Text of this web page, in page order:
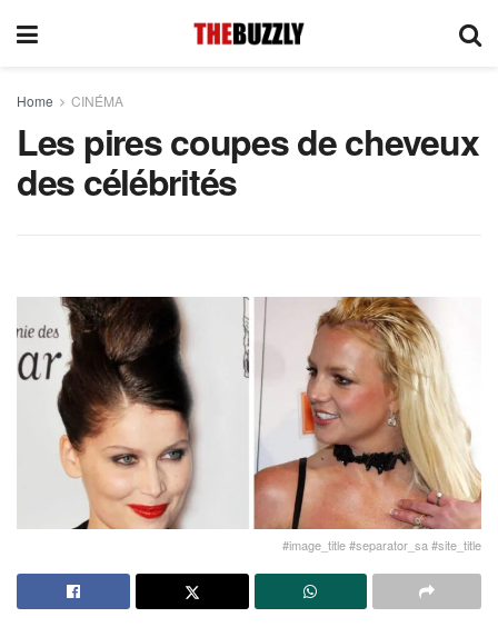
Home CINÉMA
Les pires coupes de cheveux
des célébrités
#image_title #separator_sa #site_title